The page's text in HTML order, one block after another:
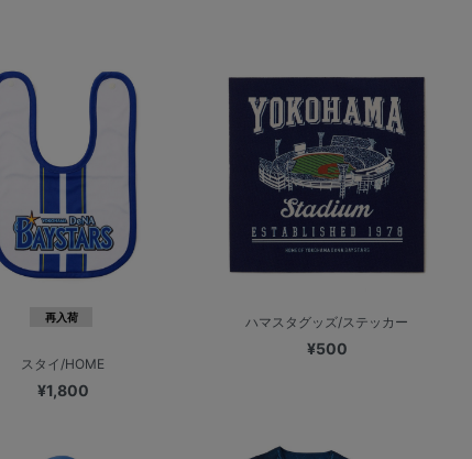
再入荷
スタイ/HOME
¥1,800
ハマスタグッズ/ステッカー
¥500